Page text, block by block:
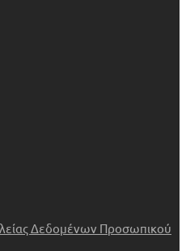
Δεδομένων Προσωπικού